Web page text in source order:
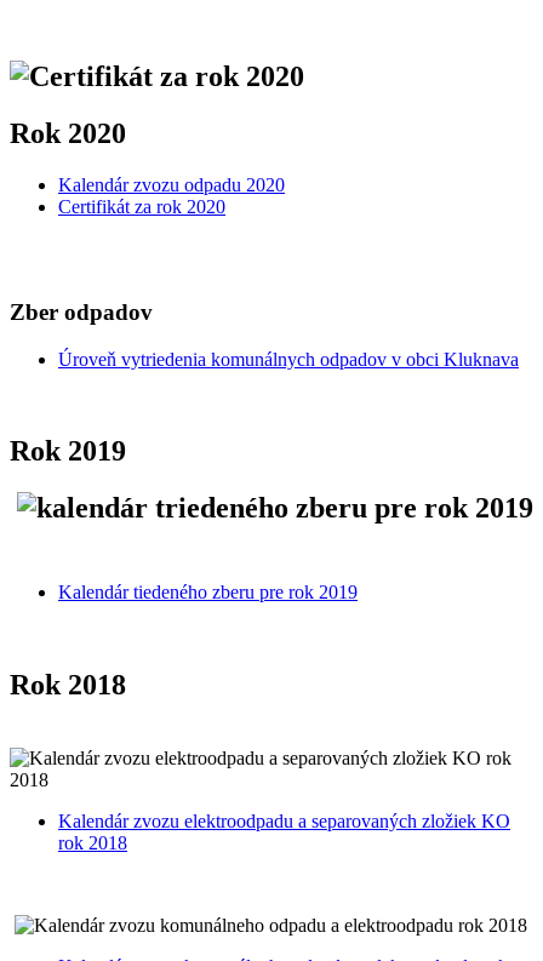
Rok 2020
Kalendár zvozu odpadu 2020
Certifikát za rok 2020
Zber odpadov
Úroveň vytriedenia komunálnych odpadov v obci Kluknava
Rok 2019
Kalendár tiedeného zberu pre rok 2019
Rok 2018
Kalendár zvozu elektroodpadu a separovaných zložiek KO
rok 2018